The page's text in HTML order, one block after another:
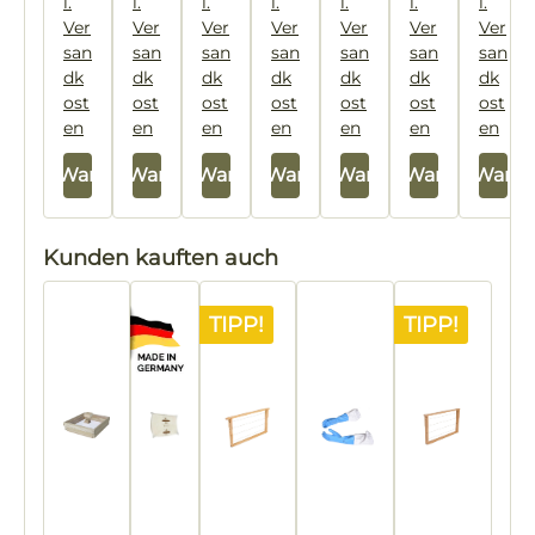
Ver
san
dk
ost
en
den Warenkorb
Ver
san
dk
ost
en
In den Warenkorb
Ver
san
dk
ost
en
In den Warenkorb
Ver
san
dk
ost
en
In den Warenkorb
Ver
san
dk
ost
en
In den Warenkorb
Ver
san
dk
ost
en
In den Warenkorb
Ver
san
dk
ost
en
In den
In
Produktgalerie überspringen
Kunden kauften auch
TIPP! TIPP!